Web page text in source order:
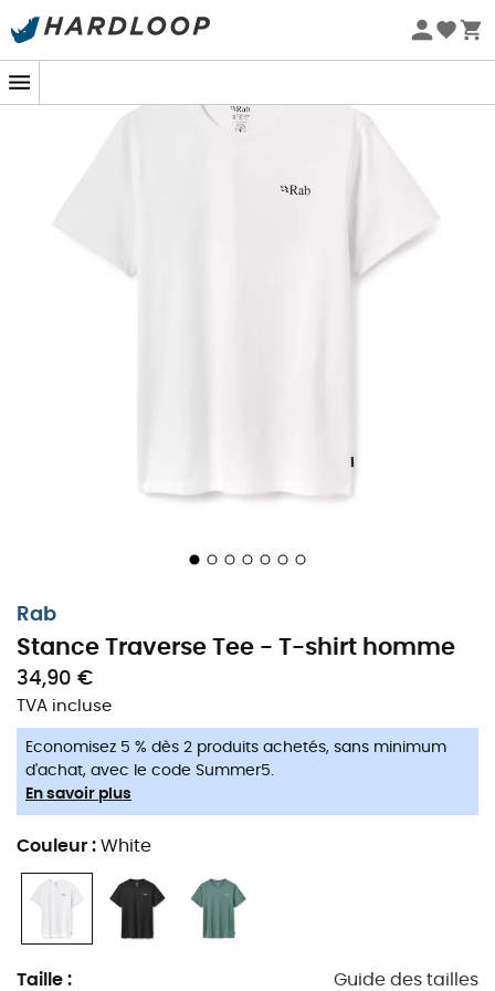
Promos d'été 🔥 -5 % EXTRA dès 2 produits* code Summer5
-5% Extra - Code Summer5
Rab
Stance Traverse Tee - T-shirt homme
34,90 €
TVA incluse
Economisez 5 % dès 2 produits achetés, sans minimum
d'achat, avec le code Summer5.
En savoir plus
Couleur : White
Taille : Guide des tailles
En pleine ascension d'un sentier escarpé ou simplement
Stance Traverse Teede Rab se révèle être le
ultra-doux
incomparable, vous offrant un
confort optimal, que vous
chez vous.
Ce T-shirt n'est pas qu'une simple pièce de votre
garde-robe. Avec son i mprimé accrocheur
fièrement votre passion pour l'outdoor tout en restant
élégantetintemporel. L'utilisation de coton biologique
témoigne d'un engagement envers une mode plus
personnes qui la portent. Un choix judicieux pour ceux
qui veulent allier style, confort et éthique.